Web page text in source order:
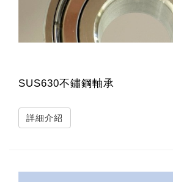
SUS630不鏽鋼軸承
詳細介紹